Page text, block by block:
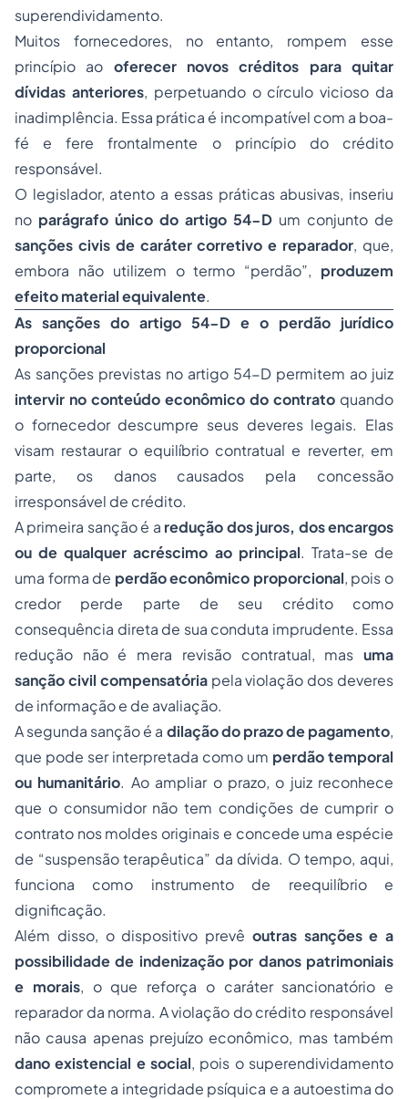
superendividamento.
Muitos fornecedores, no entanto, rompem esse
princípio ao oferecer novos créditos para quitar
dívidas anteriores, perpetuando o círculo vicioso da
inadimplência. Essa prática é incompatível com a boa-
fé e fere frontalmente o princípio do crédito
responsável.
O legislador, atento a essas práticas abusivas, inseriu
no parágrafo único do artigo 54-D um conjunto de
sanções civis de caráter corretivo e reparador, que,
embora não utilizem o termo “perdão”, produzem
efeito material equivalente.
As sanções do artigo 54-D e o perdão jurídico
proporcional
As sanções previstas no artigo 54-D permitem ao juiz
intervir no conteúdo econômico do contrato quando
o fornecedor descumpre seus deveres legais. Elas
visam restaurar o equilíbrio contratual e reverter, em
parte, os danos causados pela concessão
irresponsável de crédito.
A primeira sanção é a redução dos juros, dos encargos
ou de qualquer acréscimo ao principal. Trata-se de
uma forma de perdão econômico proporcional, pois o
credor perde parte de seu crédito como
consequência direta de sua conduta imprudente. Essa
redução não é mera revisão contratual, mas uma
sanção civil compensatóriapela violação dos deveres
de informação e de avaliação.
A segunda sanção é a dilação do prazo de pagamento,
que pode ser interpretada como um perdão temporal
ou humanitário. Ao ampliar o prazo, o juiz reconhece
que o consumidor não tem condições de cumprir o
contrato nos moldes originais e concede uma espécie
de “suspensão terapêutica” da dívida. O tempo, aqui,
funciona como instrumento de reequilíbrio e
dignificação.
Além disso, o dispositivo prevê outras sanções e a
possibilidade de indenização por danos patrimoniais
e morais, o que reforça o caráter sancionatório e
reparador da norma. A violação do crédito responsável
não causa apenas prejuízo econômico, mas também
dano existencial e social, pois o superendividamento
compromete a integridade psíquica e a autoestima do